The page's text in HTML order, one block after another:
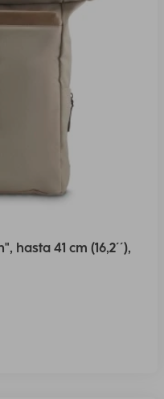
41 cm (16,2´´),